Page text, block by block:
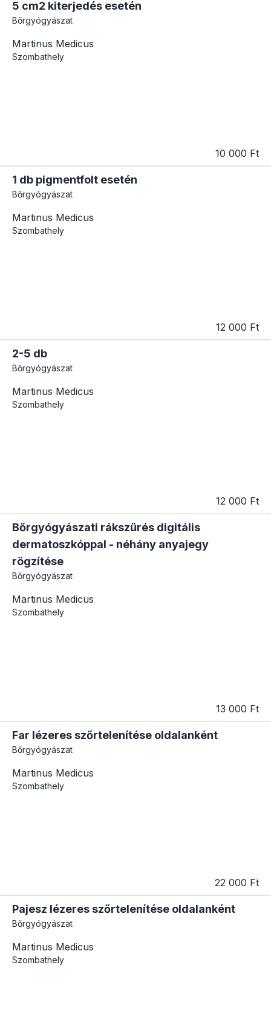
5 cm2 kiterjedés esetén
Bőrgyógyászat
Martinus Medicus
Szombathely
10 000 Ft
1 db pigmentfolt esetén
Bőrgyógyászat
Martinus Medicus
Szombathely
12 000 Ft
2-5 db
Bőrgyógyászat
Martinus Medicus
Szombathely
12 000 Ft
Bőrgyógyászati rákszűrés digitális
dermatoszkóppal - néhány anyajegy
rögzítése
Bőrgyógyászat
Martinus Medicus
Szombathely
13 000 Ft
Far lézeres szőrtelenítése oldalanként
Bőrgyógyászat
Martinus Medicus
Szombathely
22 000 Ft
Pajesz lézeres szőrtelenítése oldalanként
Bőrgyógyászat
Martinus Medicus
Szombathely